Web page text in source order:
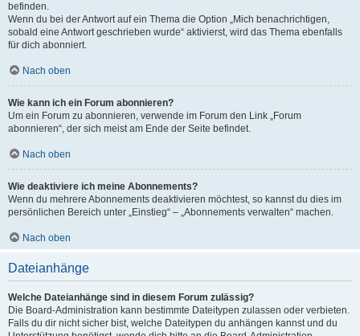
befinden.
Wenn du bei der Antwort auf ein Thema die Option „Mich benachrichtigen,
sobald eine Antwort geschrieben wurde“ aktivierst, wird das Thema ebenfalls
für dich abonniert.
Nach oben
Wie kann ich ein Forum abonnieren?
Um ein Forum zu abonnieren, verwende im Forum den Link „Forum
abonnieren“, der sich meist am Ende der Seite befindet.
Nach oben
Wie deaktiviere ich meine Abonnements?
Wenn du mehrere Abonnements deaktivieren möchtest, so kannst du dies im
persönlichen Bereich unter „Einstieg“ – „Abonnements verwalten“ machen.
Nach oben
Dateianhänge
Welche Dateianhänge sind in diesem Forum zulässig?
Die Board-Administration kann bestimmte Dateitypen zulassen oder verbieten.
Falls du dir nicht sicher bist, welche Dateitypen du anhängen kannst und du